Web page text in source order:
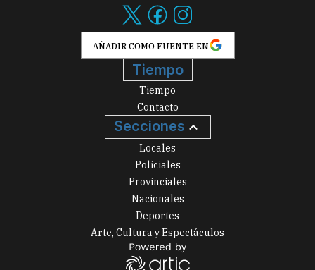
AÑADIR COMO FUENTE EN
Tiempo
Tiempo
Contacto
Secciones
Locales
Policiales
Provinciales
Nacionales
Deportes
Arte, Cultura y Espectáculos